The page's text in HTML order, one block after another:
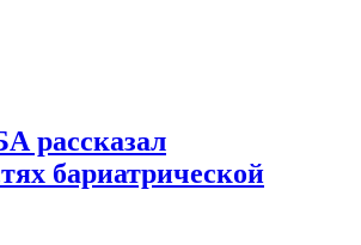
рассказал
бариатрической